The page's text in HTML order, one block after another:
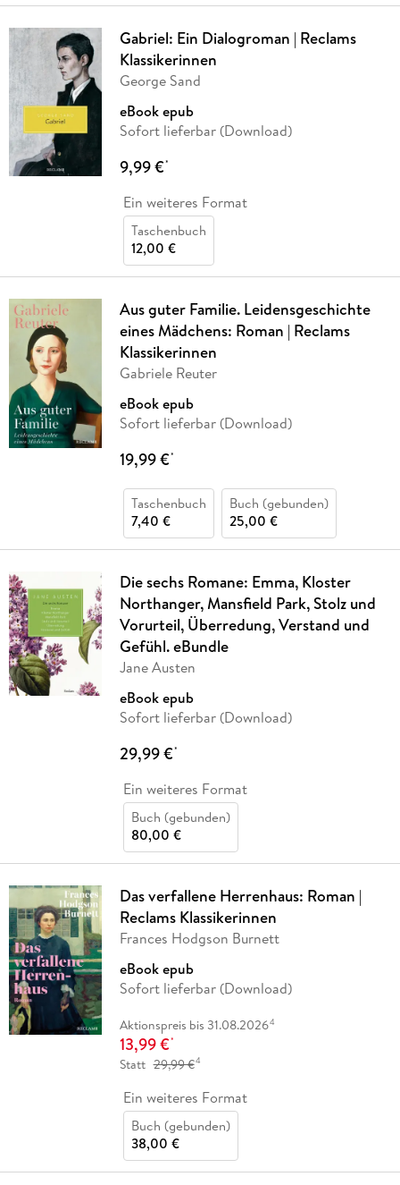
Gabriel: Ein Dialogroman | Reclams
Klassikerinnen
George Sand
eBook epub
Sofort lieferbar (Download)
9,99 €*
Ein weiteres Format
Taschenbuch
12,00 €
Aus guter Familie. Leidensgeschichte
eines Mädchens: Roman | Reclams
Klassikerinnen
Gabriele Reuter
eBook epub
Sofort lieferbar (Download)
19,99 €*
Taschenbuch
7,40 €
Buch (gebunden)
25,00 €
Die sechs Romane: Emma, Kloster
Northanger, Mansfield Park, Stolz und
Vorurteil, Überredung, Verstand und
Gefühl. eBundle
Jane Austen
eBook epub
Sofort lieferbar (Download)
29,99 €*
Ein weiteres Format
Buch (gebunden)
80,00 €
Das verfallene Herrenhaus: Roman |
Reclams Klassikerinnen
Frances Hodgson Burnett
eBook epub
Sofort lieferbar (Download)
Aktionspreis bis 31.08.20264
13,99 €*
Statt 29,99 €4
Ein weiteres Format
Buch (gebunden)
38,00 €